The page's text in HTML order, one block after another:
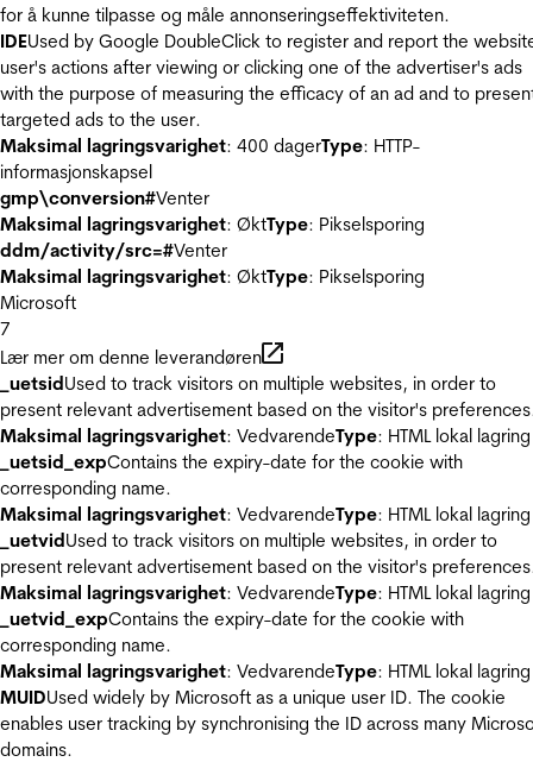
for å kunne tilpasse og måle annonseringseffektiviteten.
IDEUsed by Google DoubleClick to register and report the
user's actions after viewing or clicking one of the advertiser's ads
with the purpose of measuring the efficacy of an ad and to
targeted ads to the user.
Maksimal lagringsvarighet: 400 dagerType: HTTP-
informasjonskapsel
gmp\conversion#Venter
Maksimal lagringsvarighet: ØktType: Pikselsporing
ddm/activity/src=#Venter
Maksimal lagringsvarighet: ØktType: Pikselsporing
Microsoft
7
Lær mer om denne leverandøren
_uetsidUsed to track visitors on multiple websites, in order to
present relevant advertisement based on the visitor's
Maksimal lagringsvarighet: VedvarendeType: HTML lokal lagring
_uetsid_expContains the expiry-date for the cookie with
corresponding name.
Maksimal lagringsvarighet: VedvarendeType: HTML lokal lagring
_uetvidUsed to track visitors on multiple websites, in order to
present relevant advertisement based on the visitor's
Maksimal lagringsvarighet: VedvarendeType: HTML lokal lagring
_uetvid_expContains the expiry-date for the cookie with
corresponding name.
Maksimal lagringsvarighet: VedvarendeType: HTML lokal lagring
MUIDUsed widely by Microsoft as a unique user ID. The cookie
enables user tracking by synchronising the ID across many
domains.